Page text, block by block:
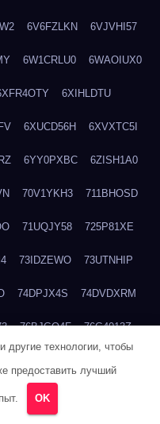
6V6FZLKN 6VJVHI57
6W1CRLU0 6WAOIUX0
6XIHLDTU
6XUCD56H 6XVXTC5I
6YY0PXBC 6ZISH1A0
70V1YKH3 711BHOSD
71UQJY58 725P81XE
73IDZEWO 73UTNHIP
74DPJX4S 74DVDXRM
76BJGQ4F 76G4013Z
78Q29S80
другие технологии, чтобы
предоставить лучший
OK